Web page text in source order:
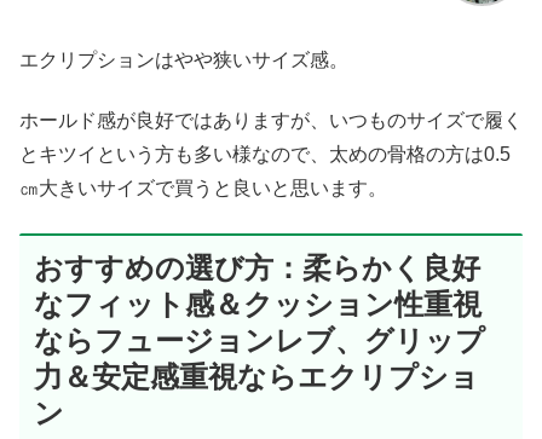
エクリプションはやや狭いサイズ感。
ホールド感が良好ではありますが、いつものサイズで履く
とキツイという方も多い様なので、太めの骨格の方は0.5
㎝大きいサイズで買うと良いと思います。
おすすめの選び方：柔らかく良好
なフィット感＆クッション性重視
ならフュージョンレブ、グリップ
力＆安定感重視ならエクリプショ
ン